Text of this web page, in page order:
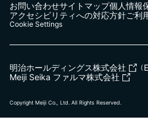
お問い合わせサイトマップ個人情報
アクセシビリティへの対応方針ご利
Cookie Settings
明治ホールディングス株式会社 （
Meiji Seika ファルマ株式会社
Copyright Meiji Co., Ltd. All Rights Reserved.